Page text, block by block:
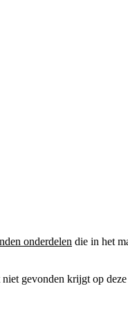
onderdelen die in het
gevonden krijgt op